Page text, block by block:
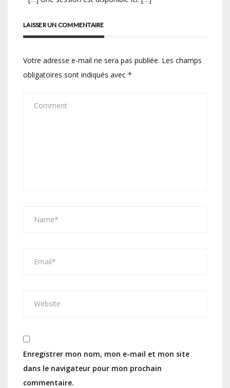
LAISSER UN COMMENTAIRE
Votre adresse e-mail ne sera pas publiée. Les champs
obligatoires sont indiqués avec *
Enregistrer mon nom, mon e-mail et mon site
dans le navigateur pour mon prochain
commentaire.